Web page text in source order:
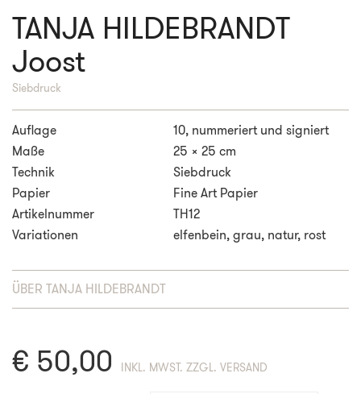
TANJA HILDEBRANDT
Joost
Siebdruck
Auflage
10, nummeriert und signiert
Maße
25 x 25 cm
Technik
Siebdruck
Papier
Fine Art Papier
Artikelnummer
TH12
Variationen
elfenbein, grau, natur, rost
ÜBER TANJA HILDEBRANDT
€ 50,00